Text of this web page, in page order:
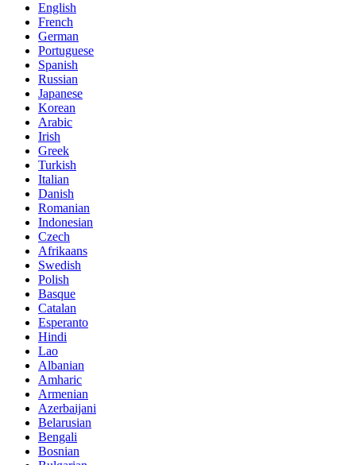
English
French
German
Portuguese
Spanish
Russian
Japanese
Korean
Arabic
Irish
Greek
Turkish
Italian
Danish
Romanian
Indonesian
Czech
Afrikaans
Swedish
Polish
Basque
Catalan
Esperanto
Hindi
Lao
Albanian
Amharic
Armenian
Azerbaijani
Belarusian
Bengali
Bosnian